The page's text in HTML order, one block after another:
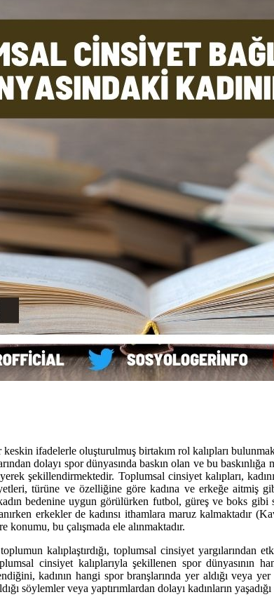
ifadelerle oluşturulmuş birtakım rol kalıpları
dolayı spor dünyasında baskın olan ve bu
şekillendirmektedir. Toplumsal cinsiyet kalıpları,
türüne ve özelliğine göre kadına ve erkeğe aitmiş
bedenine uygun görülürken futbol, güreş ve boks gibi
erkekler de kadınsı ithamlara maruz
konumu, bu çalışmada ele alınmaktadır.
kalıplaştırdığı, toplumsal cinsiyet
cinsiyet kalıplarıyla şekillenen spor dünyasının
kadının hangi spor branşlarında yer aldığı veya
söylemler veya yaptırımlardan dolayı kadınların